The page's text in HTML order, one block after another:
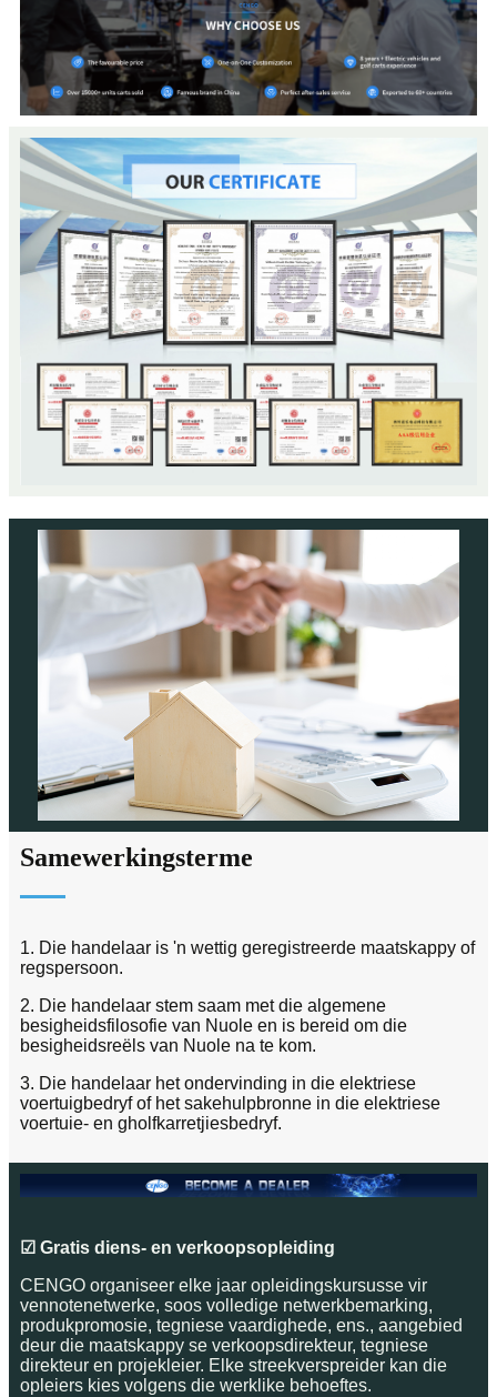
Samewerkingsterme
1. Die handelaar is 'n wettig geregistreerde maatskappy of
regspersoon.
2. Die handelaar stem saam met die algemene
besigheidsfilosofie van Nuole en is bereid om die
besigheidsreëls van Nuole na te kom.
3. Die handelaar het ondervinding in die elektriese
voertuigbedryf of het sakehulpbronne in die elektriese
voertuie- en gholfkarretjiesbedryf.
☑ Gratis diens- en verkoopsopleiding
CENGO organiseer elke jaar opleidingskursusse vir
vennotenetwerke, soos volledige netwerkbemarking,
produkpromosie, tegniese vaardighede, ens., aangebied
deur die maatskappy se verkoopsdirekteur, tegniese
direkteur en projekleier. Elke streekverspreider kan die
opleiers kies volgens die werklike behoeftes.